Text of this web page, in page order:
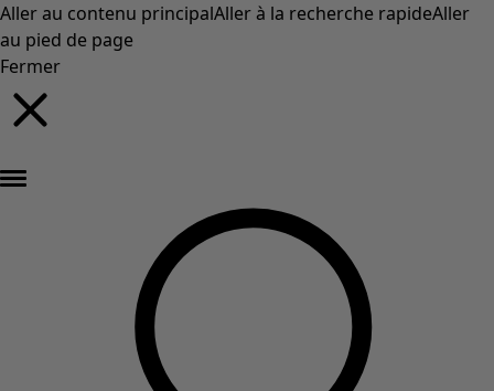
Aller au contenu principalAller à la recherche rapideAller
au pied de page
Fermer